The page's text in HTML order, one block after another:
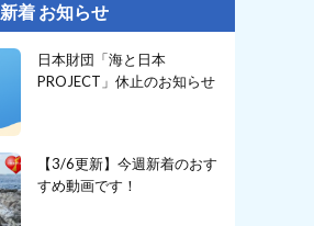
新着 お知らせ
日本財団「海と日本
PROJECT」休止のお知らせ
【3/6更新】今週新着のおす
すめ動画です！